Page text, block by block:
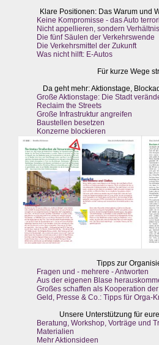
Klare Positionen: Das Warum und
Keine Kompromisse - das Auto
Nicht appellieren, sondern
Die fünf Säulen der Verkehrswende
Die Verkehrsmittel der Zukunft
Was nicht hilft: E-Autos
Für kurze Wege
Da geht mehr: Aktionstage,
Große Aktionstage: Die Stadt
Reclaim the Streets
Große Infrastruktur angreifen
Baustellen besetzen
Konzerne blockieren
Tipps zur
Fragen und - mehrere - Antworten
Aus der eigenen Blase
Großes schaffen als Kooperation
Geld, Presse & Co.: Tipps für Orga-
Unsere Unterstützung für
Beratung, Workshop, Vorträge und
Materialien
Mehr Aktionsideen